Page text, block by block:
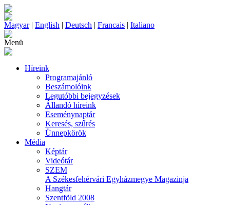
Magyar| English | Deutsch | Francais | Italiano
Menü
Híreink
Programajánló
Beszámolóink
Legutóbbi bejegyzések
Állandó híreink
Eseménynaptár
Keresés, szűrés
Ünnepkörök
Média
Képtár
Videótár
SZEM
A Székesfehérvári Egyházmegye Magazinja
Hangtár
Szentföld 2008